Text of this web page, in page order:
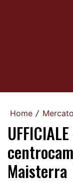
Home / Mercato
Maisterra